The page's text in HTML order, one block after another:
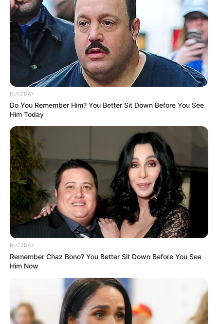
BUZZDAY
Do You Remember Him? You Better Sit Down Before You See
Him Today
BUZZDAY
Remember Chaz Bono? You Better Sit Down Before You See
Him Now